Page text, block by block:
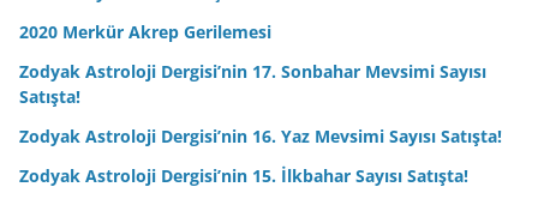
2020 Merkür Akrep Gerilemesi
Zodyak Astroloji Dergisi’nin 17. Sonbahar Mevsimi Sayısı
Satışta!
Zodyak Astroloji Dergisi’nin 16. Yaz Mevsimi Sayısı Satışta!
Zodyak Astroloji Dergisi’nin 15. İlkbahar Sayısı Satışta!